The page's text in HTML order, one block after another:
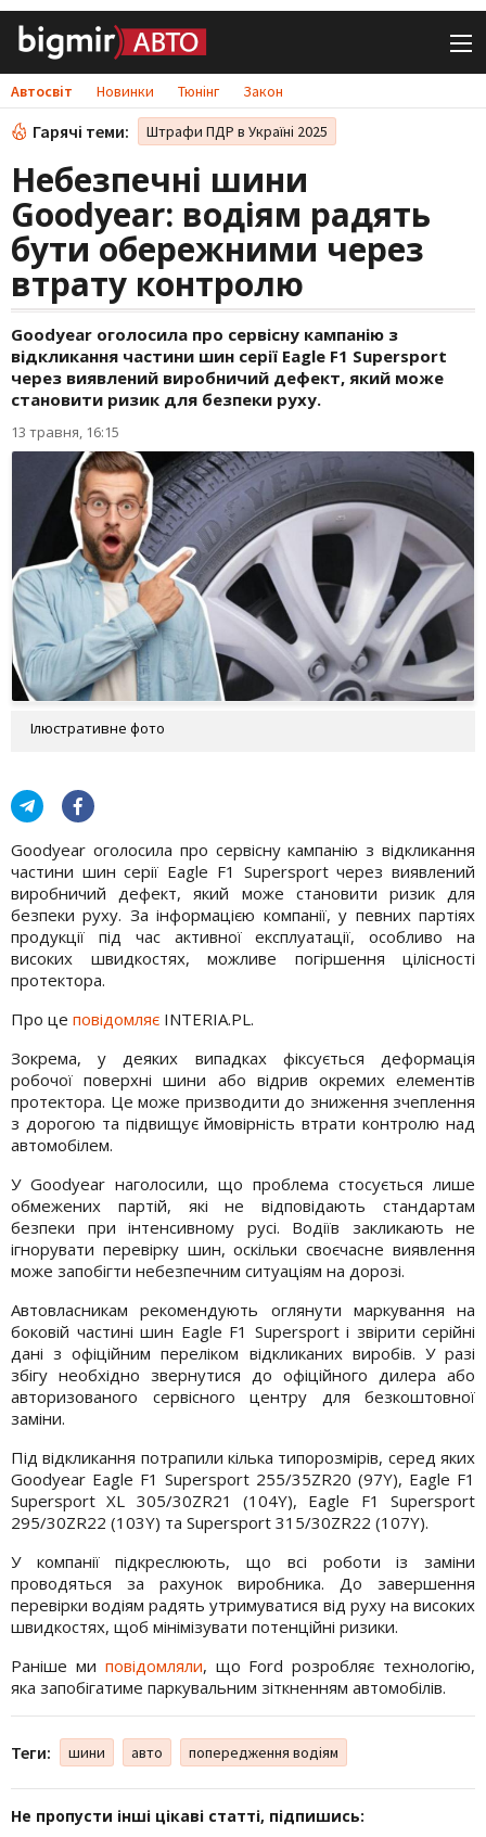
Автосвіт Новинки Тюнінг Закон
Гарячі теми: Штрафи ПДР в Україні 2025
Небезпечні шини
Goodyear: водіям радять
бути обережними через
втрату контролю
Goodyear оголосила про сервісну кампанію з
відкликання частини шин серії Eagle F1 Supersport
через виявлений виробничий дефект, який може
становити ризик для безпеки руху.
13 травня, 16:15
Ілюстративне фото
Goodyear оголосила про сервісну кампанію з відкликання
частини шин серії Eagle F1 Supersport через виявлений
виробничий дефект, який може становити ризик для
безпеки руху. За інформацією компанії, у певних партіях
продукції під час активної експлуатації, особливо на
високих швидкостях, можливе погіршення цілісності
протектора.
Про це повідомляє INTERIA.PL.
Зокрема, у деяких випадках фіксується деформація
робочої поверхні шини або відрив окремих елементів
протектора. Це може призводити до зниження зчеплення
з дорогою та підвищує ймовірність втрати контролю над
автомобілем.
У Goodyear наголосили, що проблема стосується лише
обмежених партій, які не відповідають стандартам
безпеки при інтенсивному русі. Водіїв закликають не
ігнорувати перевірку шин, оскільки своєчасне виявлення
може запобігти небезпечним ситуаціям на дорозі.
Автовласникам рекомендують оглянути маркування на
боковій частині шин Eagle F1 Supersport і звірити серійні
дані з офіційним переліком відкликаних виробів. У разі
збігу необхідно звернутися до офіційного дилера або
авторизованого сервісного центру для безкоштовної
заміни.
Під відкликання потрапили кілька типорозмірів, серед яких
Goodyear Eagle F1 Supersport 255/35ZR20 (97Y), Eagle F1
Supersport XL 305/30ZR21 (104Y), Eagle F1 Supersport
295/30ZR22 (103Y) та Supersport 315/30ZR22 (107Y).
У компанії підкреслюють, що всі роботи із заміни
проводяться за рахунок виробника. До завершення
перевірки водіям радять утримуватися від руху на високих
швидкостях, щоб мінімізувати потенційні ризики.
Раніше ми повідомляли, що Ford розробляє технологію,
яка запобігатиме паркувальним зіткненням автомобілів.
Теги: шини авто попередження водіям
Не пропусти інші цікаві статті, підпишись: